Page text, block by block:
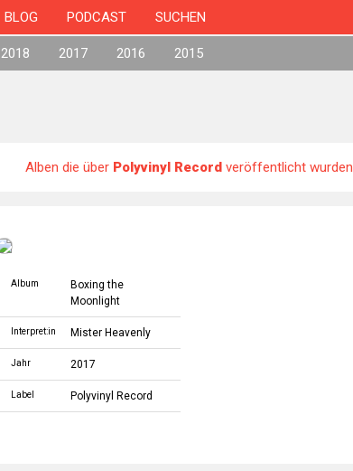
BLOG PODCAST SUCHEN
2018 2017 2016 2015
Alben die über Polyvinyl Recordveröffentlicht wurden
Album
Boxing the
Moonlight
Interpret:in Mister Heavenly
Jahr 2017
Label Polyvinyl Record